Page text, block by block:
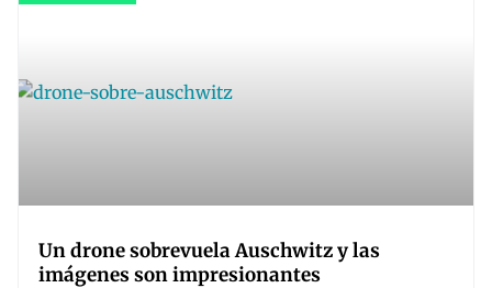
Un drone sobrevuela Auschwitz y las
imágenes son impresionantes